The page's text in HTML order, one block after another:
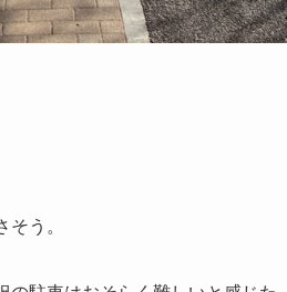
う。